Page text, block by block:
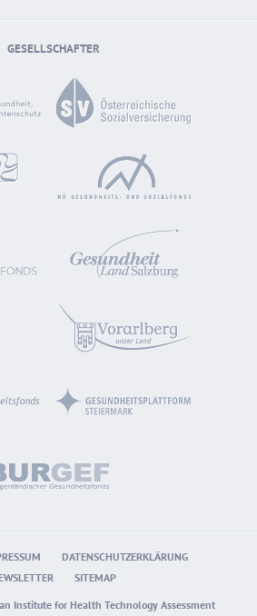
GESELLSCHAFTER
DATENSCHUTZERKLÄRUNG
SITEMAP
Institute for Health Technology Assessment